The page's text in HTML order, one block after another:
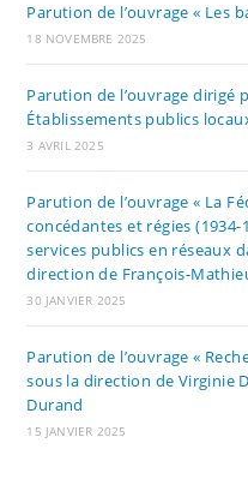
Parution de l’ouvrage « Les
18 NOVEMBRE 2025
Parution de l’ouvrage dirigé
Établissements publics
3 AVRIL 2025
Parution de l’ouvrage « La
concédantes et régies (1934-
services publics en réseaux
direction de François-
30 JANVIER 2025
Parution de l’ouvrage «
sous la direction de Virginie
Durand
15 JANVIER 2025